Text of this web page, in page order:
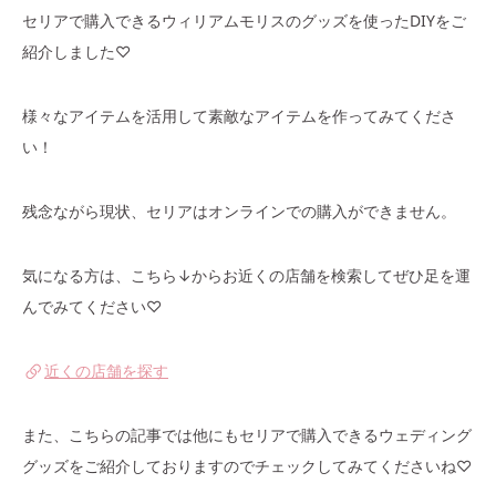
セリアで購入できるウィリアムモリスのグッズを使ったDIYをご
紹介しました♡
様々なアイテムを活用して素敵なアイテムを作ってみてくださ
い！
残念ながら現状、セリアはオンラインでの購入ができません。
気になる方は、こちら↓からお近くの店舗を検索してぜひ足を運
んでみてください♡
近くの店舗を探す
また、こちらの記事では他にもセリアで購入できるウェディング
グッズをご紹介しておりますのでチェックしてみてくださいね♡